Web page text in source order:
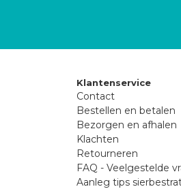
Klantenservice
Contact
Bestellen en betalen
Bezorgen en afhalen
Klachten
Retourneren
FAQ - Veelgestelde
Aanleg tips